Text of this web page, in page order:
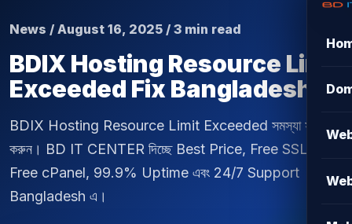
News / August 16, 2025 / 3 min read
BDIX Hosting Resource Limit
Exceeded Fix Bangladesh
BDIX Hosting Resource Limit Exceeded সমস্যা সমাধান
করুন। BD IT CENTER দিচ্ছে Best Price, Free SSL,
Free cPanel, 99.9% Uptime এবং 24/7 Support
Bangladesh এ।